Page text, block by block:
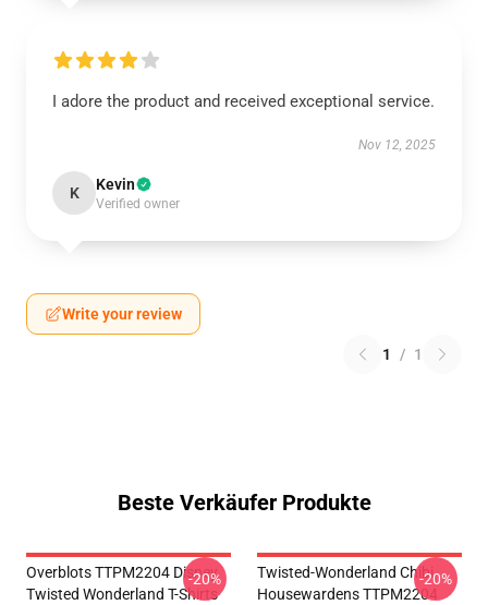
I adore the product and received exceptional service.
Nov 12, 2025
K Kevin
Verified owner
Write your review
1 / 1
Beste Verkäufer Produkte
Overblots TTPM2204 Disney
Twisted Wonderland T-Shirts
-20%
Twisted-Wonderland Chibi
Housewardens TTPM2204
-20%